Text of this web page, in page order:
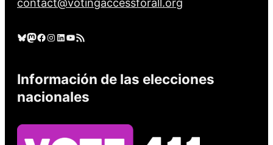
contact@votingaccessforall.org
Cielo azul Mastodonte Facebook Instagram LinkedIn YouTube Feed RSS
Información de las elecciones
nacionales